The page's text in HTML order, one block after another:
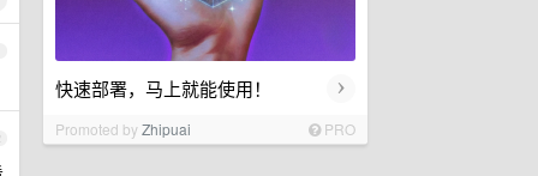
快速部署，马上就能使用！ ›
Promoted byZhipuai PRO